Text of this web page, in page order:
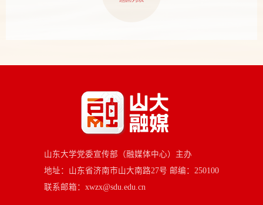
山东大学党委宣传部（融媒体中心）主办
地址：山东省济南市山大南路27号 邮编：250100
联系邮箱：xwzx@sdu.edu.cn